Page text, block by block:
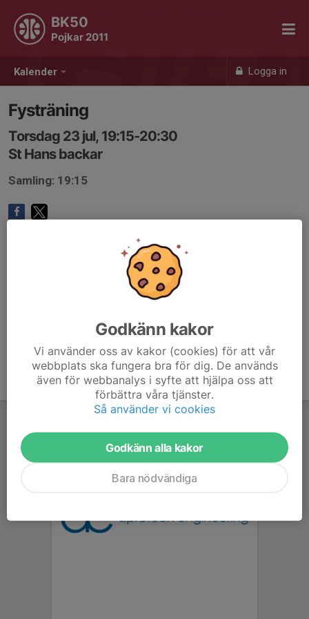
Kalender Logga in
BK50
Pojkar 2011
Fysträning
Torsdag 23 jul, 19:15-20:30
St Hans backar
Samling: 19:15
Godkänn kakor
Vi använder oss av kakor (cookies) för att vår
webbplats ska fungera bra för dig. De används
även för webbanalys i syfte att hjälpa oss att
förbättra våra tjänster.
Så använder vi cookies
Godkänn alla kakor
Bara nödvändiga